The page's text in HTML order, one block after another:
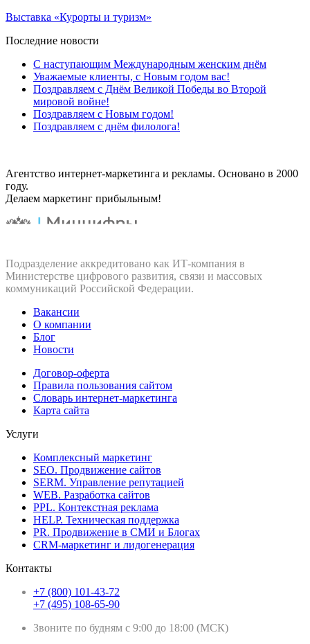
Выставка «Курорты и туризм»
Последние новости
С наступающим Международным женским днём
Уважаемые клиенты, с Новым годом вас!
Поздравляем с Днём Великой Победы во Второй
мировой войне!
Поздравляем с Новым годом!
Поздравляем с днём филолога!
Агентство интернет-маркетинга и рекламы. Основано в 2000
году.
Делаем маркетинг прибыльным!
Подразделение аккредитовано как ИТ‑компания в
Министерстве цифрового развития, связи и массовых
коммуникаций Российской Федерации.
Вакансии
О компании
Блог
Новости
Договор-оферта
Правила пользования сайтом
Словарь интернет-маркетинга
Карта сайта
Услуги
Комплексный маркетинг
SEO. Продвижение сайтов
SERM. Управление репутацией
WEB. Разработка сайтов
PPL. Контекстная реклама
HELP. Техническая поддержка
PR. Продвижение в СМИ и Блогах
CRM-маркетинг и лидогенерация
Контакты
+7 (800) 101-43-72
+7 (495) 108-65-90
Звоните по будням с 9:00 до 18:00 (МСК)